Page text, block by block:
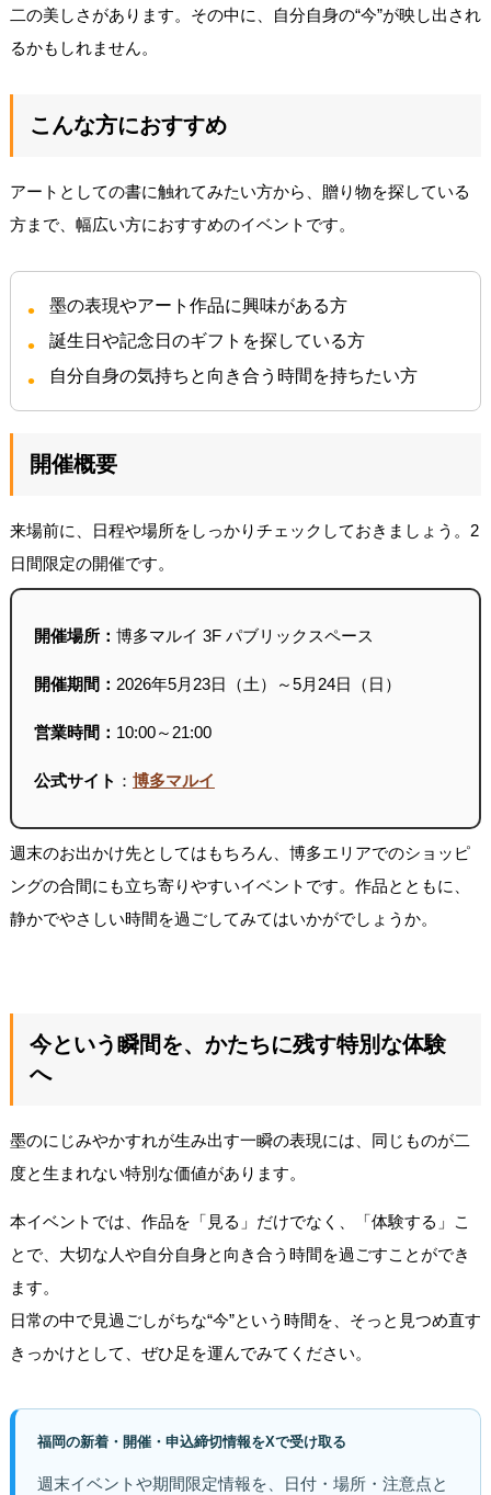
二の美しさがあります。その中に、自分自身の“今”が映し出され
るかもしれません。
こんな方におすすめ
アートとしての書に触れてみたい方から、贈り物を探している
方まで、幅広い方におすすめのイベントです。
墨の表現やアート作品に興味がある方
誕生日や記念日のギフトを探している方
自分自身の気持ちと向き合う時間を持ちたい方
開催概要
来場前に、日程や場所をしっかりチェックしておきましょう。2
日間限定の開催です。
開催場所： 博多マルイ 3F パブリックスペース
開催期間： 2026年5月23日（土）～5月24日（日）
営業時間： 10:00～21:00
公式サイト ： 博多マルイ
週末のお出かけ先としてはもちろん、博多エリアでのショッピ
ングの合間にも立ち寄りやすいイベントです。作品とともに、
静かでやさしい時間を過ごしてみてはいかがでしょうか。
今という瞬間を、かたちに残す特別な体験
へ
墨のにじみやかすれが生み出す一瞬の表現には、同じものが二
度と生まれない特別な価値があります。
本イベントでは、作品を「見る」だけでなく、「体験する」こ
とで、大切な人や自分自身と向き合う時間を過ごすことができ
ます。
日常の中で見過ごしがちな“今”という時間を、そっと見つめ直す
きっかけとして、ぜひ足を運んでみてください。
福岡の新着・開催・申込締切情報をXで受け取る
週末イベントや期間限定情報を、日付・場所・注意点と